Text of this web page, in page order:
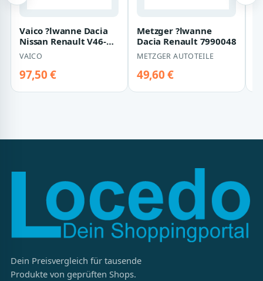
Vaico ?lwanne Dacia
Nissan Renault V46-
0641
VAICO
97,50 €
Metzger ?lwanne
Dacia Renault 7990048
METZGER AUTOTEILE
49,60 €
Dein Preisvergleich für tausende
Produkte von geprüften Shops.